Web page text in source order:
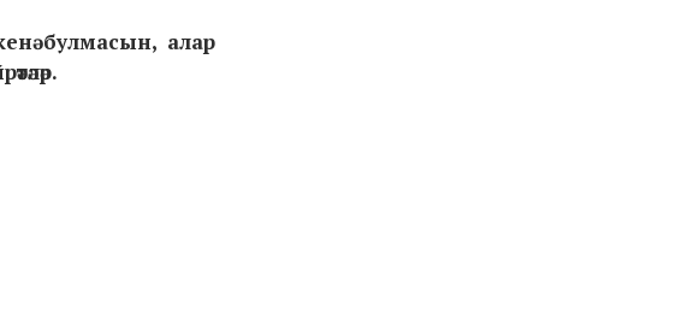
булмасын, алар